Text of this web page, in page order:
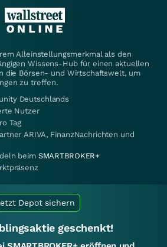
Alleinstellungsmerkmal als den
Wissens-Hub für einen aktuellen
die Börsen- und Wirtschaftswelt, um
zu treffen.
Deutschlands
Nutzer
Tag
ARIVA, FinanzNachrichten und
beim SMARTBROKER+
Depot sichern
geschenkt!